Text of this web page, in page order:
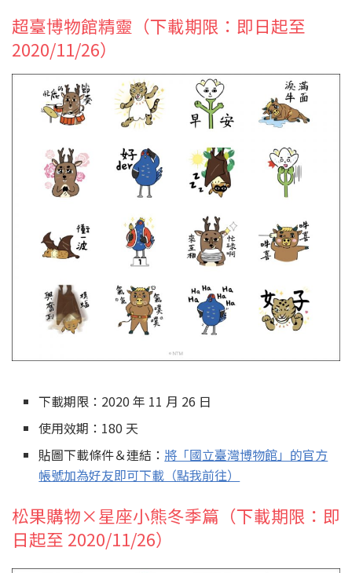
超臺博物館精靈（下載期限：即日起至
2020/11/26）
下載期限：2020 年 11 月 26 日
使用效期：180 天
貼圖下載條件＆連結： 將「國立臺灣博物館」的官方
帳號加為好友即可下載（點我前往）
松果購物×星座小熊冬季篇（下載期限：即
日起至 2020/11/26）